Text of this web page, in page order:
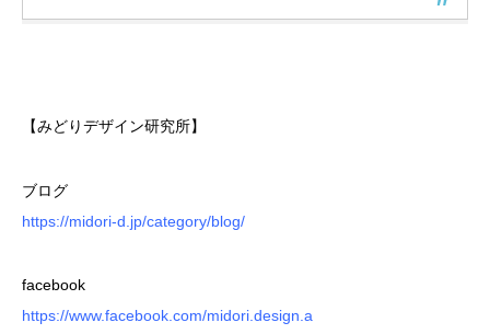
【みどりデザイン研究所】
ブログ
https://midori-d.jp/category/blog/
facebook
https://www.facebook.com/midori.design.a